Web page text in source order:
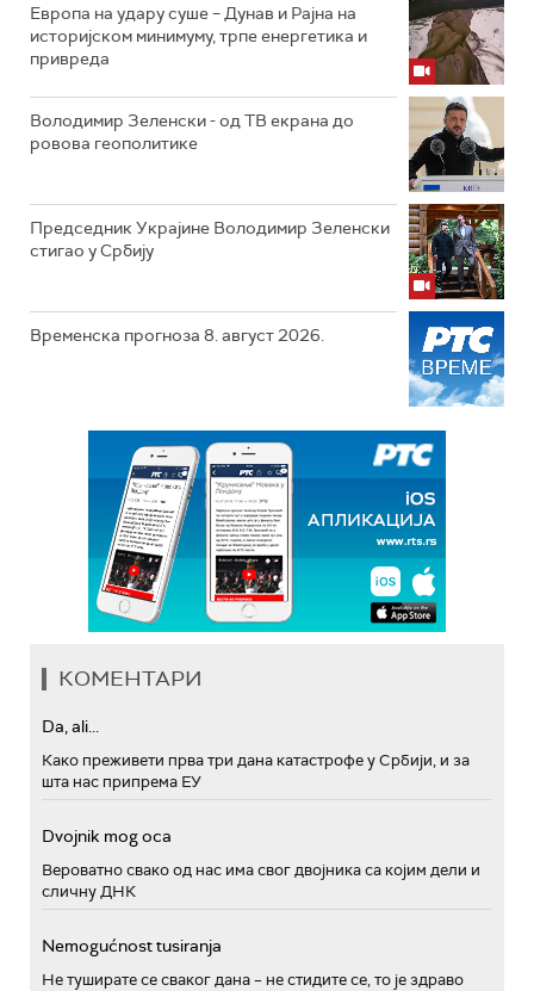
Европа на удару суше – Дунав и Рајна на
историјском минимуму, трпе енергетика и
привреда
Володимир Зеленски - од ТВ екрана до
ровова геополитике
Председник Украјине Володимир Зеленски
стигао у Србију
Временска прогноза 8. август 2026.
КОМЕНТАРИ
Da, ali...
Како преживети прва три дана катастрофе у Србији, и за
шта нас припрема ЕУ
Dvojnik mog oca
Вероватно свако од нас има свог двојника са којим дели и
сличну ДНК
Nemogućnost tusiranja
Не туширате се сваког дана – не стидите се, то је здраво